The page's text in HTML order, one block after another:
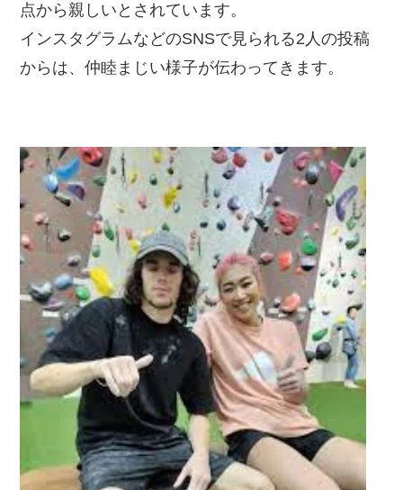
点から親しいとされています。
インスタグラムなどのSNSで見られる2人の投稿
からは、仲睦まじい様子が伝わってきます。